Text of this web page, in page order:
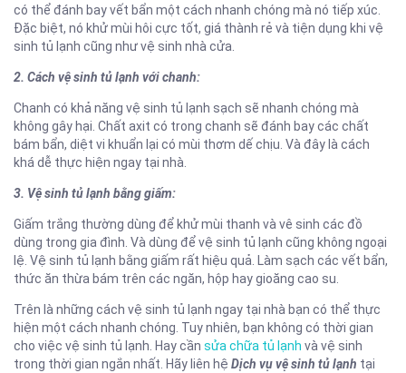
có thể đánh bay vết bẩn một cách nhanh chóng mà nó tiếp xúc.
Đặc biệt, nó khử mùi hôi cực tốt, giá thành rẻ và tiện dụng khi vệ
sinh tủ lạnh cũng như vệ sinh nhà cửa.
2. Cách vệ sinh tủ lạnh với chanh:
Chanh có khả năng vệ sinh tủ lạnh sạch sẽ nhanh chóng mà
không gây hại. Chất axit có trong chanh sẽ đánh bay các chất
bám bẩn, diệt vi khuẩn lại có mùi thơm dế chịu. Và đây là cách
khá dễ thực hiện ngay tại nhà.
3. Vệ sinh tủ lạnh bằng giấm:
Giấm trắng thường dùng để khử mùi thanh và vê sinh các đồ
dùng trong gia đình. Và dùng để vệ sinh tủ lạnh cũng không ngoại
lệ. Vệ sinh tủ lạnh bằng giấm rất hiệu quả. Làm sạch các vết bẩn,
thức ăn thừa bám trên các ngăn, hộp hay gioăng cao su.
Trên là những cách vệ sinh tủ lạnh ngay tại nhà bạn có thể thực
hiện một cách nhanh chóng. Tuy nhiên, bạn không có thời gian
cho việc vệ sinh tủ lạnh. Hay cần sửa chữa tủ lạnh và vệ sinh
trong thời gian ngắn nhất. Hãy liên hệ Dịch vụ vệ sinh tủ lạnh tại